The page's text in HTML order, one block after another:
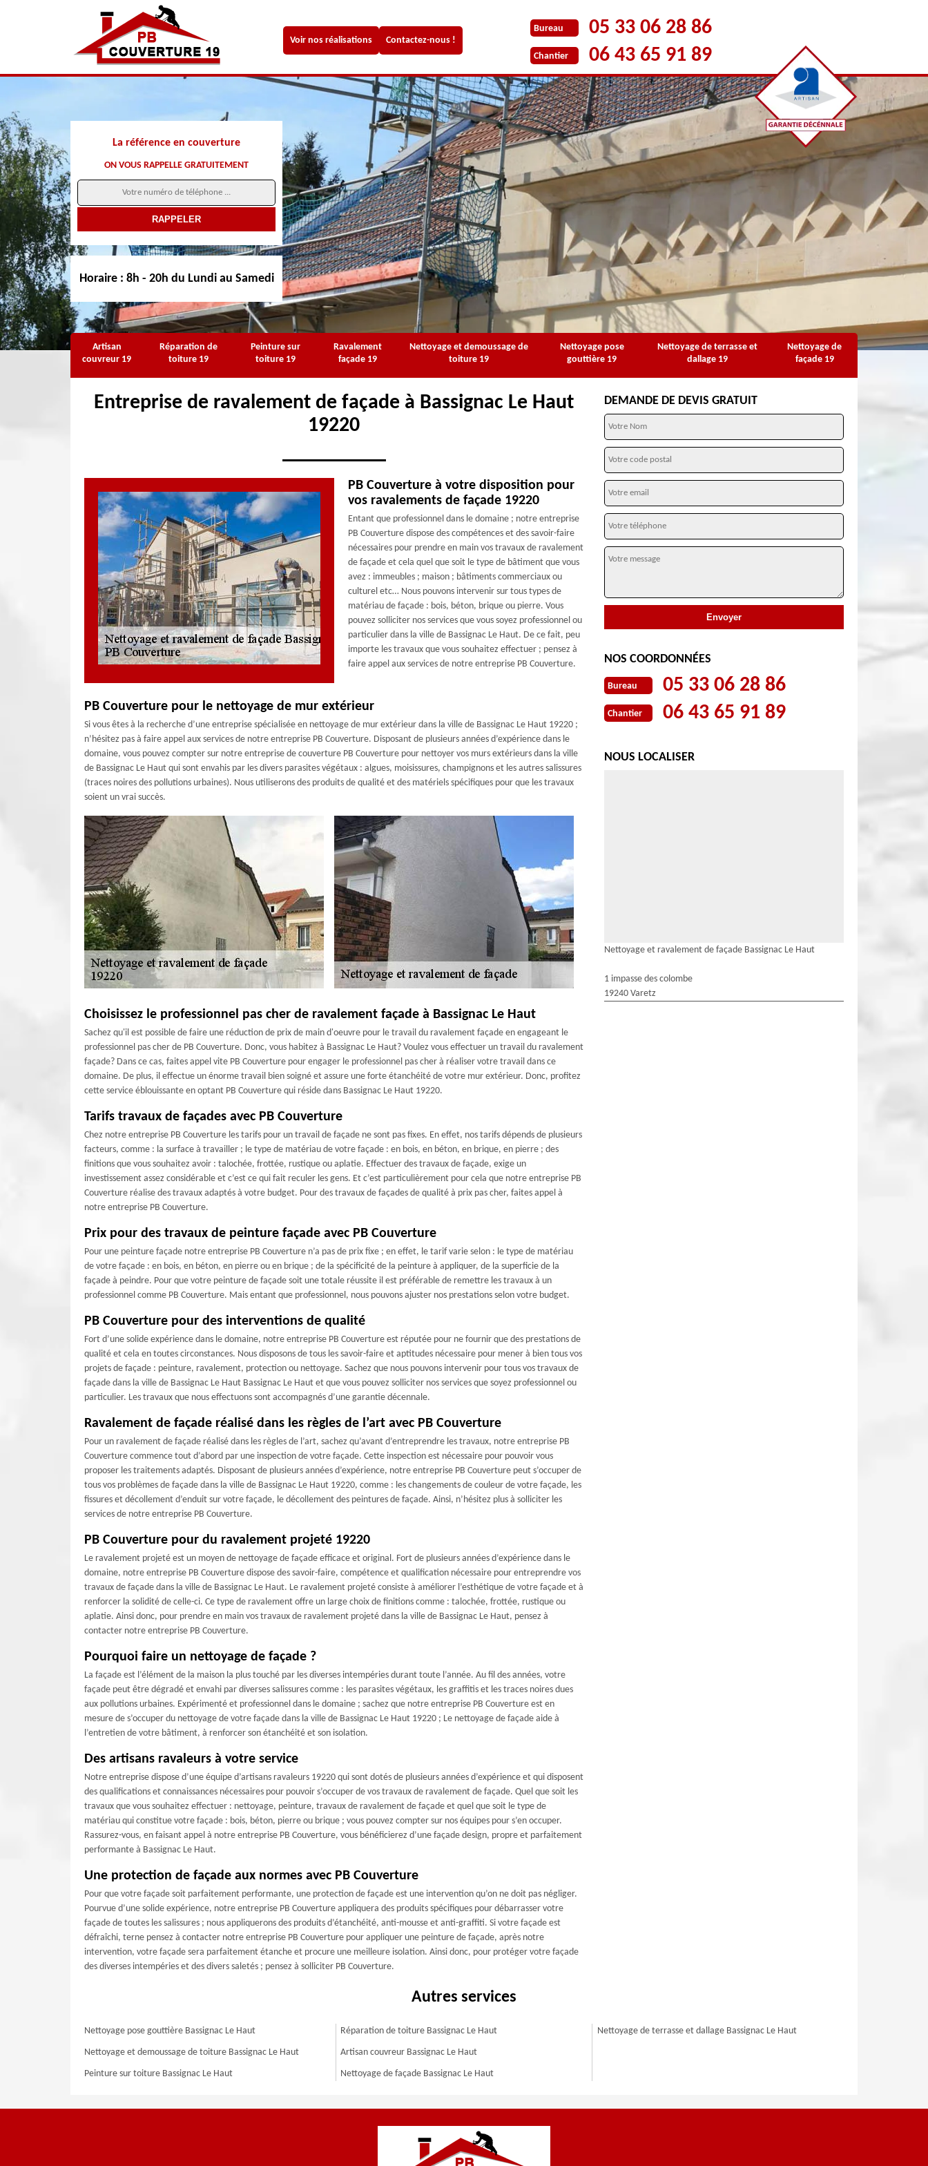
Voir nos réalisations Contactez-nous !
Bureau 05 33 06 28 86
Chantier 06 43 65 91 89
La référence en couverture
ON VOUS RAPPELLE GRATUITEMENT
Horaire : 8h - 20h du Lundi au Samedi
Artisan
couvreur 19
Réparation de
toiture 19
Peinture sur
toiture 19
Ravalement
façade 19
Nettoyage et demoussage de
toiture 19
Nettoyage pose
gouttière 19
Nettoyage de terrasse et
dallage 19
Nettoyage de
façade 19
Entreprise de ravalement de façade à Bassignac Le Haut
19220
PB Couverture à votre disposition pour
vos ravalements de façade 19220
Entant que professionnel dans le domaine ; notre entreprise
PB Couverture dispose des compétences et des savoir-faire
nécessaires pour prendre en main vos travaux de ravalement
de façade et cela quel que soit le type de bâtiment que vous
avez : immeubles ; maison ; bâtiments commerciaux ou
culturel etc… Nous pouvons intervenir sur tous types de
matériau de façade : bois, béton, brique ou pierre. Vous
pouvez solliciter nos services que vous soyez professionnel ou
particulier dans la ville de Bassignac Le Haut. De ce fait, peu
importe les travaux que vous souhaitez effectuer ; pensez à
faire appel aux services de notre entreprise PB Couverture.
PB Couverture pour le nettoyage de mur extérieur
Si vous êtes à la recherche d’une entreprise spécialisée en nettoyage de mur extérieur dans la ville de Bassignac Le Haut 19220 ;
n’hésitez pas à faire appel aux services de notre entreprise PB Couverture. Disposant de plusieurs années d’expérience dans le
domaine, vous pouvez compter sur notre entreprise de couverture PB Couverture pour nettoyer vos murs extérieurs dans la ville
de Bassignac Le Haut qui sont envahis par les divers parasites végétaux : algues, moisissures, champignons et les autres salissures
(traces noires des pollutions urbaines). Nous utiliserons des produits de qualité et des matériels spécifiques pour que les travaux
soient un vrai succès.
Choisissez le professionnel pas cher de ravalement façade à Bassignac Le Haut
Sachez qu'il est possible de faire une réduction de prix de main d'oeuvre pour le travail du ravalement façade en engageant le
professionnel pas cher de PB Couverture. Donc, vous habitez à Bassignac Le Haut? Voulez vous effectuer un travail du ravalement
façade? Dans ce cas, faites appel vite PB Couverture pour engager le professionnel pas cher à réaliser votre travail dans ce
domaine. De plus, il effectue un énorme travail bien soigné et assure une forte étanchéité de votre mur extérieur. Donc, profitez
cette service éblouissante en optant PB Couverture qui réside dans Bassignac Le Haut 19220.
Tarifs travaux de façades avec PB Couverture
Chez notre entreprise PB Couverture les tarifs pour un travail de façade ne sont pas fixes. En effet, nos tarifs dépends de plusieurs
facteurs, comme : la surface à travailler ; le type de matériau de votre façade : en bois, en béton, en brique, en pierre ; des
finitions que vous souhaitez avoir : talochée, frottée, rustique ou aplatie. Effectuer des travaux de façade, exige un
investissement assez considérable et c’est ce qui fait reculer les gens. Et c’est particulièrement pour cela que notre entreprise PB
Couverture réalise des travaux adaptés à votre budget. Pour des travaux de façades de qualité à prix pas cher, faites appel à
notre entreprise PB Couverture.
Prix pour des travaux de peinture façade avec PB Couverture
Pour une peinture façade notre entreprise PB Couverture n’a pas de prix fixe ; en effet, le tarif varie selon : le type de matériau
de votre façade : en bois, en béton, en pierre ou en brique ; de la spécificité de la peinture à appliquer, de la superficie de la
façade à peindre. Pour que votre peinture de façade soit une totale réussite il est préférable de remettre les travaux à un
professionnel comme PB Couverture. Mais entant que professionnel, nous pouvons ajuster nos prestations selon votre budget.
PB Couverture pour des interventions de qualité
Fort d’une solide expérience dans le domaine, notre entreprise PB Couverture est réputée pour ne fournir que des prestations de
qualité et cela en toutes circonstances. Nous disposons de tous les savoir-faire et aptitudes nécessaire pour mener à bien tous vos
projets de façade : peinture, ravalement, protection ou nettoyage. Sachez que nous pouvons intervenir pour tous vos travaux de
façade dans la ville de Bassignac Le Haut Bassignac Le Haut et que vous pouvez solliciter nos services que soyez professionnel ou
particulier. Les travaux que nous effectuons sont accompagnés d’une garantie décennale.
Ravalement de façade réalisé dans les règles de l’art avec PB Couverture
Pour un ravalement de façade réalisé dans les règles de l’art, sachez qu’avant d’entreprendre les travaux, notre entreprise PB
Couverture commence tout d’abord par une inspection de votre façade. Cette inspection est nécessaire pour pouvoir vous
proposer les traitements adaptés. Disposant de plusieurs années d’expérience, notre entreprise PB Couverture peut s’occuper de
tous vos problèmes de façade dans la ville de Bassignac Le Haut 19220, comme : les changements de couleur de votre façade, les
fissures et décollement d’enduit sur votre façade, le décollement des peintures de façade. Ainsi, n’hésitez plus à solliciter les
services de notre entreprise PB Couverture.
PB Couverture pour du ravalement projeté 19220
Le ravalement projeté est un moyen de nettoyage de façade efficace et original. Fort de plusieurs années d’expérience dans le
domaine, notre entreprise PB Couverture dispose des savoir-faire, compétence et qualification nécessaire pour entreprendre vos
travaux de façade dans la ville de Bassignac Le Haut. Le ravalement projeté consiste à améliorer l’esthétique de votre façade et à
renforcer la solidité de celle-ci. Ce type de ravalement offre un large choix de finitions comme : talochée, frottée, rustique ou
aplatie. Ainsi donc, pour prendre en main vos travaux de ravalement projeté dans la ville de Bassignac Le Haut, pensez à
contacter notre entreprise PB Couverture.
Pourquoi faire un nettoyage de façade ?
La façade est l’élément de la maison la plus touché par les diverses intempéries durant toute l’année. Au fil des années, votre
façade peut être dégradé et envahi par diverses salissures comme : les parasites végétaux, les graffitis et les traces noires dues
aux pollutions urbaines. Expérimenté et professionnel dans le domaine ; sachez que notre entreprise PB Couverture est en
mesure de s’occuper du nettoyage de votre façade dans la ville de Bassignac Le Haut 19220 ; Le nettoyage de façade aide à
l’entretien de votre bâtiment, à renforcer son étanchéité et son isolation.
Des artisans ravaleurs à votre service
Notre entreprise dispose d’une équipe d’artisans ravaleurs 19220 qui sont dotés de plusieurs années d’expérience et qui disposent
des qualifications et connaissances nécessaires pour pouvoir s’occuper de vos travaux de ravalement de façade. Quel que soit les
travaux que vous souhaitez effectuer : nettoyage, peinture, travaux de ravalement de façade et quel que soit le type de
matériau qui constitue votre façade : bois, béton, pierre ou brique ; vous pouvez compter sur nos équipes pour s’en occuper.
Rassurez-vous, en faisant appel à notre entreprise PB Couverture, vous bénéficierez d’une façade design, propre et parfaitement
performante à Bassignac Le Haut.
Une protection de façade aux normes avec PB Couverture
Pour que votre façade soit parfaitement performante, une protection de façade est une intervention qu’on ne doit pas négliger.
Pourvue d’une solide expérience, notre entreprise PB Couverture appliquera des produits spécifiques pour débarrasser votre
façade de toutes les salissures ; nous appliquerons des produits d’étanchéité, anti-mousse et anti-graffiti. Si votre façade est
défraîchi, terne pensez à contacter notre entreprise PB Couverture pour appliquer une peinture de façade, après notre
intervention, votre façade sera parfaitement étanche et procure une meilleure isolation. Ainsi donc, pour protéger votre façade
des diverses intempéries et des divers saletés ; pensez à solliciter PB Couverture.
DEMANDE DE DEVIS GRATUIT
NOS COORDONNÉES
Bureau 05 33 06 28 86
Chantier 06 43 65 91 89
NOUS LOCALISER
Nettoyage et ravalement de façade Bassignac Le Haut
1 impasse des colombe
19240 Varetz
Autres services
Nettoyage pose gouttière Bassignac Le Haut
Nettoyage et demoussage de toiture Bassignac Le Haut
Peinture sur toiture Bassignac Le Haut
Réparation de toiture Bassignac Le Haut
Artisan couvreur Bassignac Le Haut
Nettoyage de façade Bassignac Le Haut
Nettoyage de terrasse et dallage Bassignac Le Haut